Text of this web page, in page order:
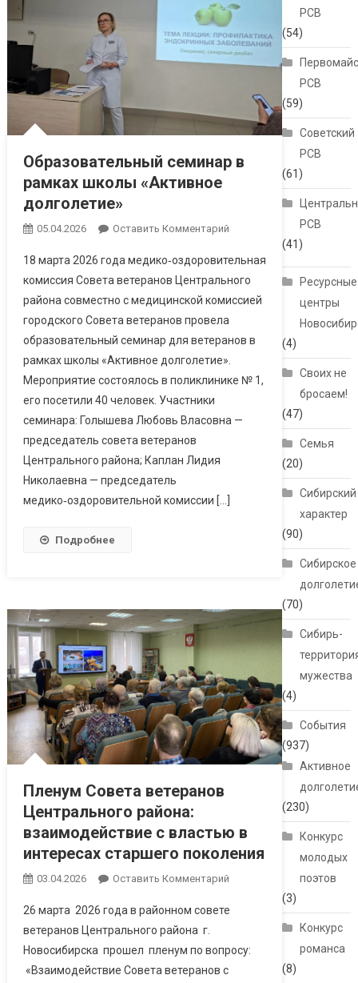
Образовательный семинар в
рамках школы «Активное
долголетие»
05.04.2026 Оставить Комментарий
18 марта 2026 года медико‑оздоровительная
комиссия Совета ветеранов Центрального
района совместно с медицинской комиссией
городского Совета ветеранов провела
образовательный семинар для ветеранов в
рамках школы «Активное долголетие».
Мероприятие состоялось в поликлинике № 1,
его посетили 40 человек. Участники
семинара: Голышева Любовь Власовна —
председатель совета ветеранов
Центрального района; Каплан Лидия
Николаевна — председатель
медико‑оздоровительной комиссии […]
Подробнее
Пленум Совета ветеранов
Центрального района:
взаимодействие с властью в
интересах старшего поколения
03.04.2026 Оставить Комментарий
26 марта 2026 года в районном совете
ветеранов Центрального района г.
Новосибирска прошел пленум по вопросу:
«Взаимодействие Совета ветеранов с
РСВ
(54)
РСВ
(59)
Советский
РСВ
(61)
РСВ
(41)
Ресурсные
центры
(4)
Своих не
бросаем!
(47)
Семья
(20)
Сибирский
характер
(90)
Сибирское
(70)
Сибирь-
мужества
(4)
События
(937)
Активное
(230)
Конкурс
молодых
поэтов
(3)
Конкурс
романса
(8)